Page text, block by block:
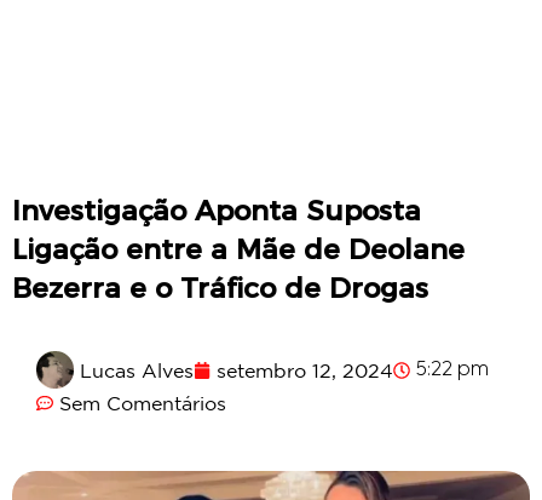
Investigação Aponta Suposta
Ligação entre a Mãe de Deolane
Bezerra e o Tráfico de Drogas
Lucas Alves setembro 12, 2024 5:22 pm
Sem Comentários